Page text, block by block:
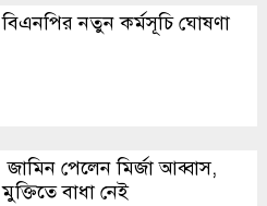
বিএনপির নতুন কর্মসূচি ঘোষণা
জামিন পেলেন মির্জা আব্বাস,
মুক্তিতে বাধা নেই